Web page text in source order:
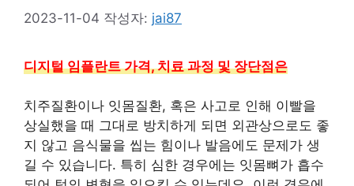
2023-11-04 작성자: jai87
디지털 임플란트 가격, 치료 과정 및 장단점은
치주질환이나 잇몸질환, 혹은 사고로 인해 이빨을
상실했을 때 그대로 방치하게 되면 외관상으로도 좋
지 않고 음식물을 씹는 힘이나 발음에도 문제가 생
길 수 있습니다. 특히 심한 경우에는 잇몸뼈가 흡수